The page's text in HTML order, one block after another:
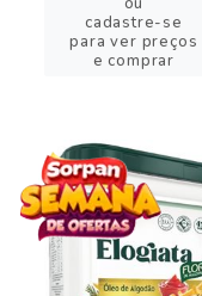
cadastre-se
para ver preços
e comprar